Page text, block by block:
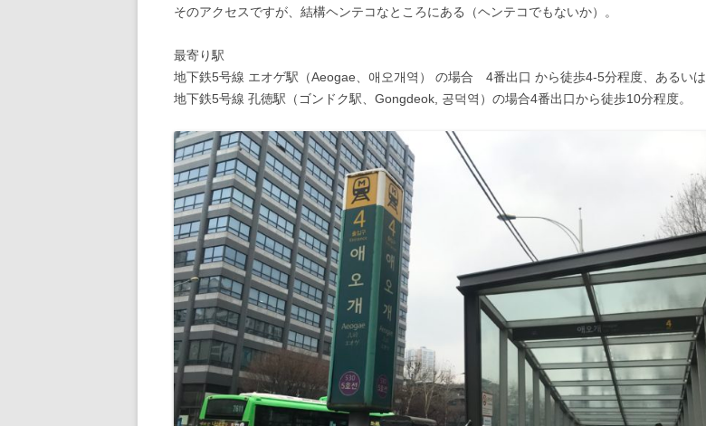
そのアクセスですが、結構ヘンテコなところにある（ヘンテコでもないか）。
最寄り駅
地下鉄5号線 エオゲ駅（Aeogae、애오개역） の場合 4番出口 から徒歩4-5分程度、あるいは
地下鉄5号線 孔徳駅（ゴンドク駅、Gongdeok, 공덕역）の場合4番出口から徒歩10分程度。